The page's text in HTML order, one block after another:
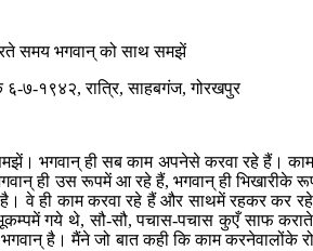
समय भगवान् को साथ समझें
७-१९४२, रात्रि, साहबगंज, गोरखपुर
भगवान् ही सब काम अपनेसे करवा रहे हैं। काम
ही उस रूपमें आ रहे हैं, भगवान् ही
है। वे ही काम करवा रहे हैं और साथमें रहकर
गये थे, सौ-सौ, पचास-पचास कुएँ साफ
है। मैंने जो बात कही कि काम करनेवालोंके